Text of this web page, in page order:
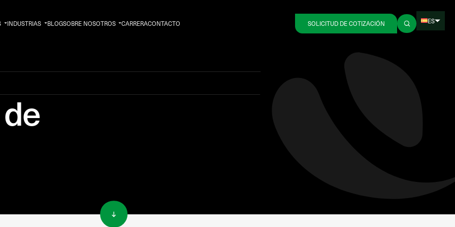
INDUSTRIAS BLOGSOBRE NOSOTROS CARRERACONTACTO SOLICITUD DE COTIZACIÓN ES